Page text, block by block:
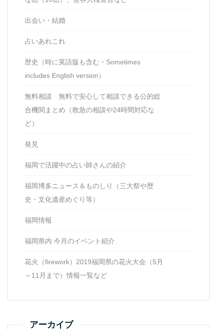
出会い・結婚
占いあれこれ
歴史（時に英語版も含む・Sometimes
includes English version）
無料相談 無料で安心して相談できる公的総
合機関まとめ（救急の相談や24時間対応な
ど）
発見
福岡で活躍中の占い師さんの紹介
福岡博多ニュース＆ものしり（三大祭や歴
史・文化遺産めぐり等）
福岡情報
福岡県内 今月のイベント紹介
花火（firework）2019福岡県の花火大会（5月
～11月まで）情報一覧など
アーカイブ